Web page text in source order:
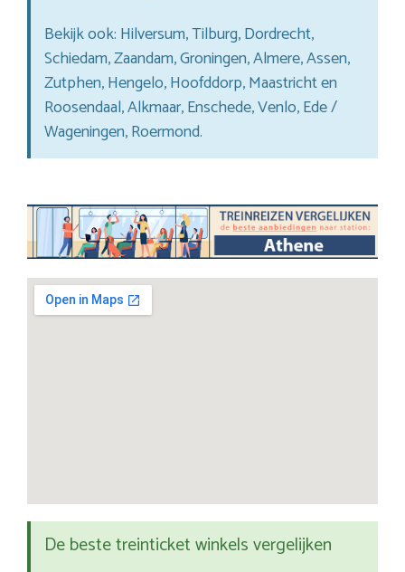
Bekijk ook: Hilversum, Tilburg, Dordrecht,
Schiedam, Zaandam, Groningen, Almere, Assen,
Zutphen, Hengelo, Hoofddorp, Maastricht en
Roosendaal, Alkmaar, Enschede, Venlo, Ede /
Wageningen, Roermond.
De beste treinticket winkels vergelijken